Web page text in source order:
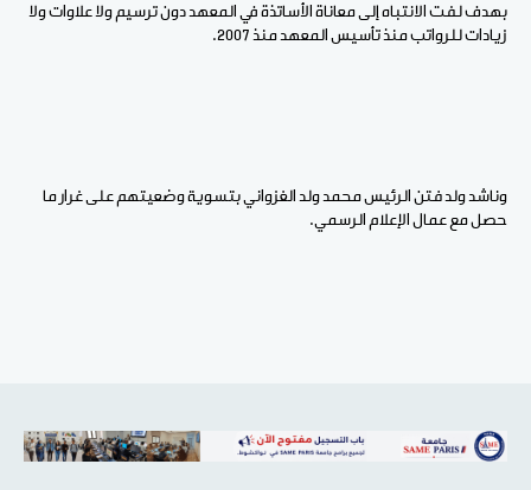
بهدف لفت الانتباه إلى معاناة الأساتذة في المعهد دون ترسيم ولا علاوات ولا
زيادات للرواتب منذ تأسيس المعهد منذ 2007.
وناشد ولد فتن الرئيس محمد ولد الغزواني بتسوية وضعيتهم على غرار ما
حصل مع عمال الإعلام الرسمي.